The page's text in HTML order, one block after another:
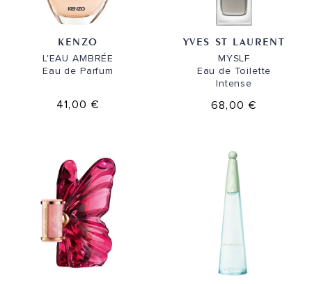
KENZO
L'EAU AMBRÉE
Eau de Parfum
41,00 €
YVES ST LAURENT
MYSLF
Eau de Toilette
Intense
68,00 €